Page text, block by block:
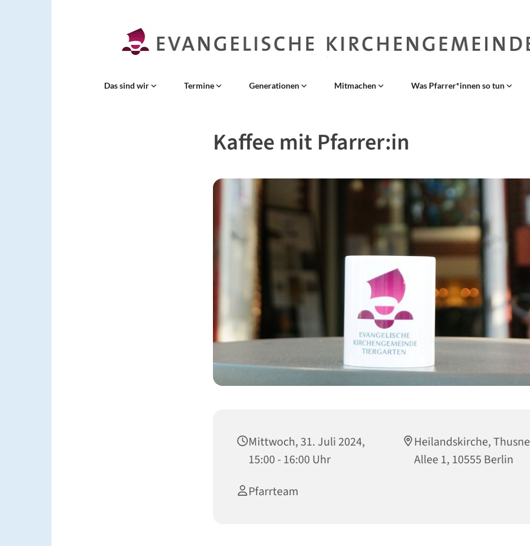
Das sind wir Termine Generationen Mitmachen Was Pfarrer*innen so tun
Kaffee mit Pfarrer:in
Mittwoch, 31. Juli 2024,
15:00 - 16:00 Uhr
Heilandskirche,
Allee 1, 10555 Berlin
Pfarrteam